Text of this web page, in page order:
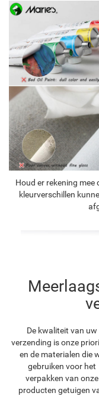
Houd er rekening
kleurverschillen
De kwaliteit van uw
verzending is onze
en de materialen die
gebruiken voor het
verpakken van onze
producten getuigen